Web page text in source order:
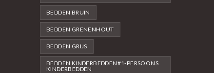
BEDDEN BRUIN
BEDDEN GRENENHOUT
BEDDEN GRIJS
BEDDEN KINDERBEDDEN#1-PERSOONS
KINDERBEDDEN